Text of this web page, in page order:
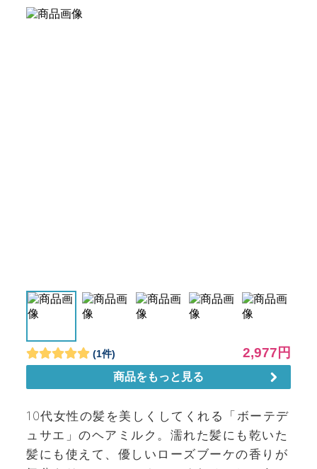
10代女性の髪を美しくしてくれる「ボーテデ
ュサエ」のヘアミルク。濡れた髪にも乾いた
髪にも使えて、優しいローズブーケの香りが